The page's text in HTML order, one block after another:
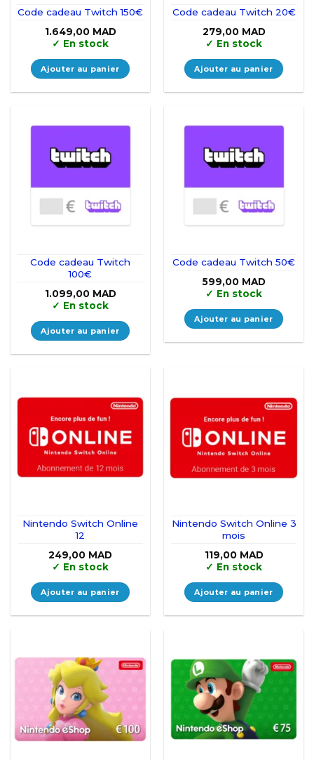
Code cadeau Twitch 150€
1.649,00 MAD
✓ En stock
Ajouter au panier
Code cadeau Twitch 20€
279,00 MAD
✓ En stock
Ajouter au panier
Code cadeau Twitch
100€
1.099,00 MAD
✓ En stock
Ajouter au panier
Code cadeau Twitch 50€
599,00 MAD
✓ En stock
Ajouter au panier
Nintendo Switch Online
12
249,00 MAD
✓ En stock
Ajouter au panier
Nintendo Switch Online 3
mois
119,00 MAD
✓ En stock
Ajouter au panier